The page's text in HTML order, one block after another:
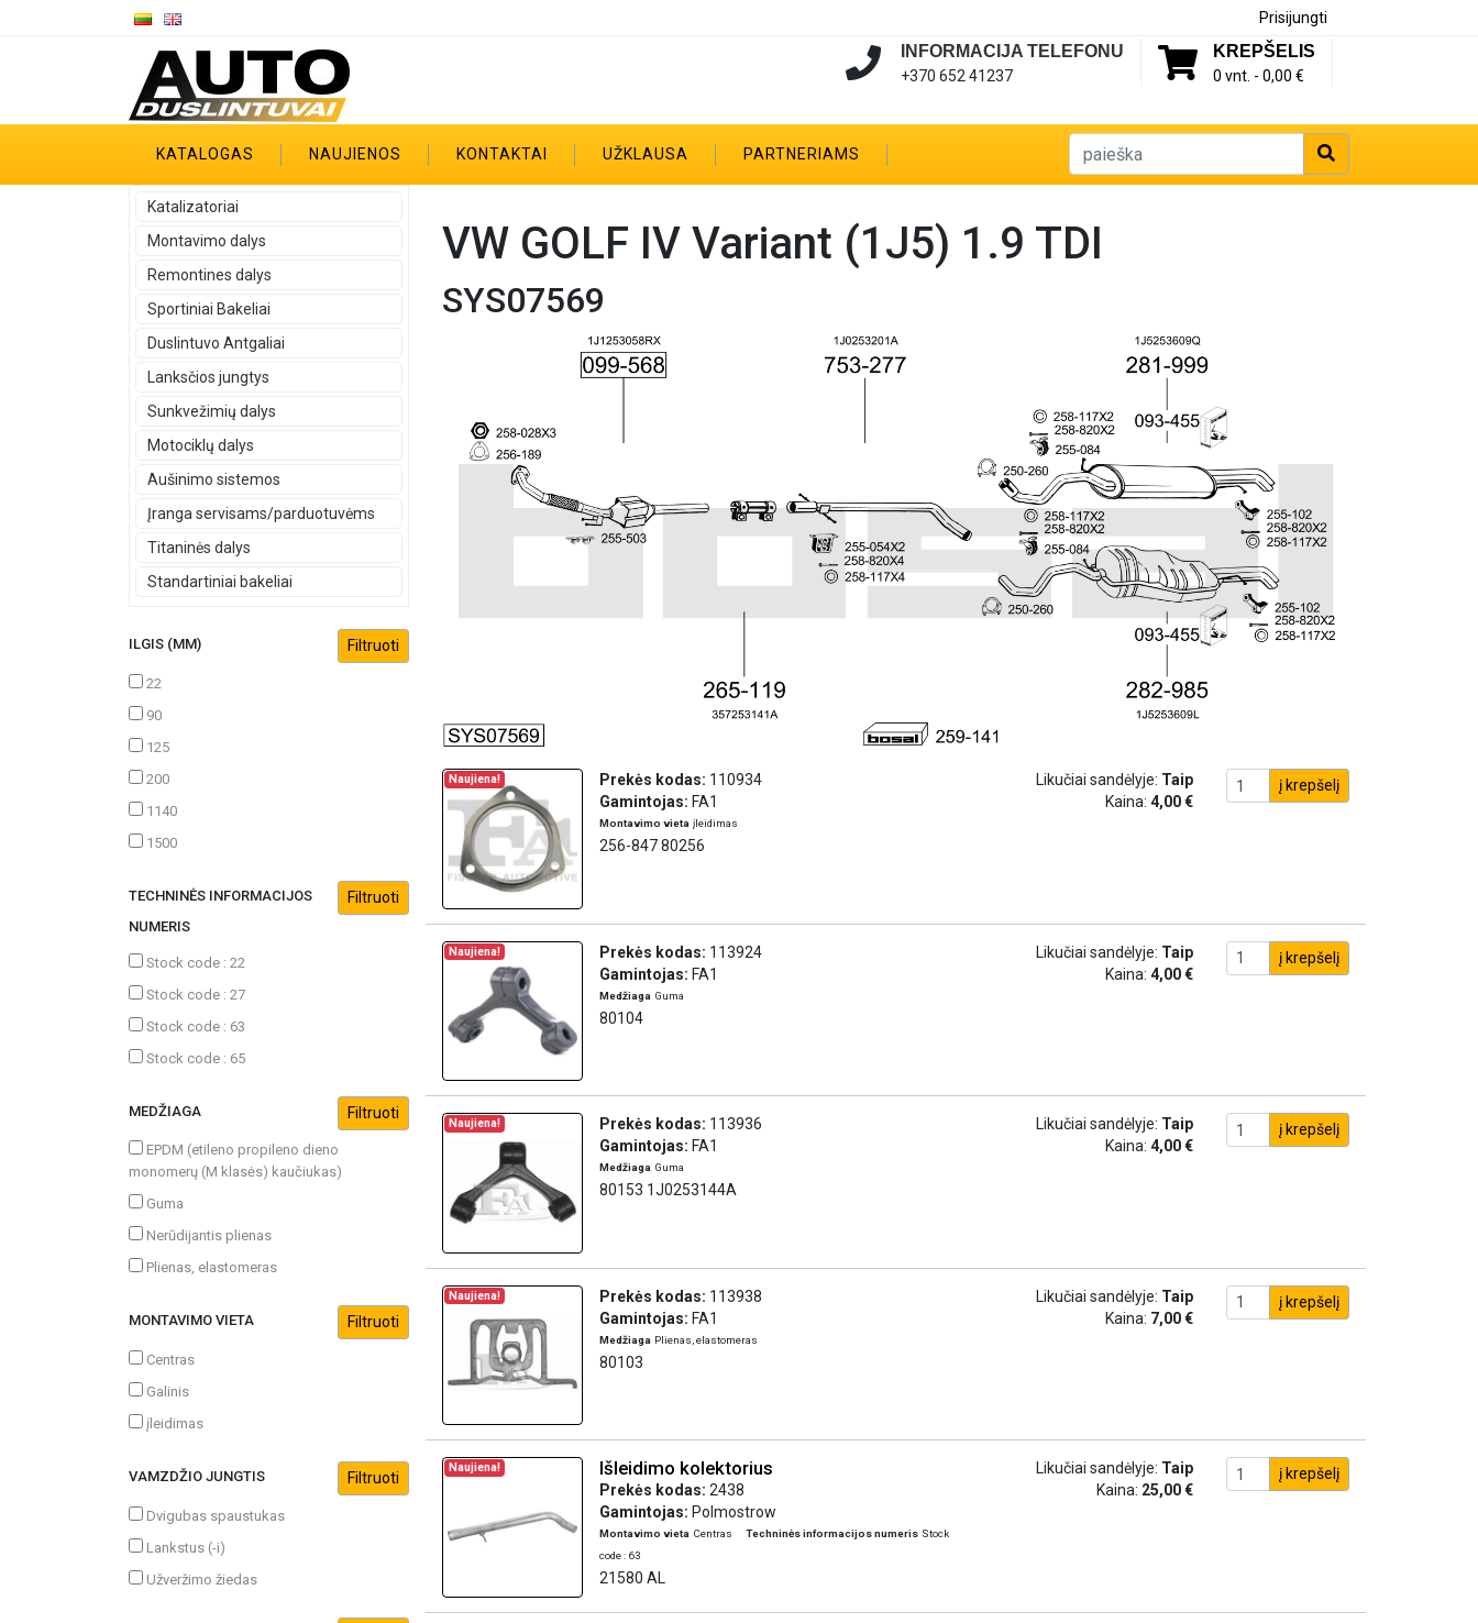
Prisijungti
KREPŠELIS
0 vnt. - 0,00 €
INFORMACIJA TELEFONU
+370 652 41237
KATALOGAS NAUJIENOS KONTAKTAI UŽKLAUSA PARTNERIAMS
Katalizatoriai
Montavimo dalys
Remontines dalys
Sportiniai Bakeliai
Duslintuvo Antgaliai
Lanksčios jungtys
Sunkvežimių dalys
Motociklų dalys
Aušinimo sistemos
Įranga servisams/parduotuvėms
Titaninės dalys
Standartiniai bakeliai
ILGIS (MM)
22
90
125
200
1140
1500
TECHNINĖS INFORMACIJOS
NUMERIS
Stock code : 22
Stock code : 27
Stock code : 63
Stock code : 65
MEDŽIAGA
EPDM (etileno propileno dieno
monomerų (M klasės) kaučiukas)
Guma
Nerūdijantis plienas
Plienas, elastomeras
MONTAVIMO VIETA
Centras
Galinis
įleidimas
VAMZDŽIO JUNGTIS
Dvigubas spaustukas
Lankstus (-i)
Užveržimo žiedas
VW GOLF IV Variant (1J5) 1.9 TDI
SYS07569
Naujiena! Prekės kodas: 110934
Gamintojas: FA1
Montavimo vieta įleidimas
256-847 80256
Likučiai sandėlyje: Taip
Kaina: 4,00 €
į krepšelį
Naujiena! Prekės kodas: 113924
Gamintojas: FA1
Medžiaga Guma
80104
Likučiai sandėlyje: Taip
Kaina: 4,00 €
į krepšelį
Naujiena! Prekės kodas: 113936
Gamintojas: FA1
Medžiaga Guma
80153 1J0253144A
Likučiai sandėlyje: Taip
Kaina: 4,00 €
į krepšelį
Naujiena! Prekės kodas: 113938
Gamintojas: FA1
Medžiaga Plienas, elastomeras
80103
Likučiai sandėlyje: Taip
Kaina: 7,00 €
į krepšelį
Naujiena! Išleidimo kolektorius
Prekės kodas: 2438
Gamintojas: Polmostrow
Montavimo vieta Centras Techninės informacijos numeris Stock
code : 63
21580 AL
Likučiai sandėlyje: Taip
Kaina: 25,00 €
į krepšelį